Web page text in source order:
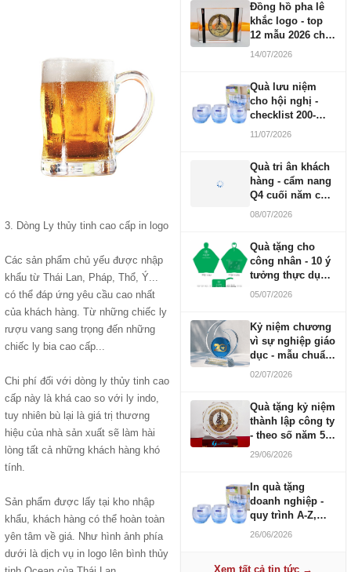
3. Dòng Ly thủy tinh cao cấp in logo
Các sản phẩm chủ yếu được nhập
khẩu từ Thái Lan, Pháp, Thổ, Ý...
có thể đáp ứng yêu cầu cao nhất
của khách hàng. Từ những chiếc ly
rượu vang sang trọng đến những
chiếc ly bia cao cấp...
Chi phí đối với dòng ly thủy tinh cao
cấp này là khá cao so với ly indo,
tuy nhiên bù lại là giá trị thương
hiệu của nhà sản xuất sẽ làm hài
lòng tất cả những khách hàng khó
tính.
Sản phẩm được lấy tại kho nhập
khẩu, khách hàng có thể hoàn toàn
yên tâm về giá. Như hình ảnh phía
dưới là dịch vụ in logo lên bình thủy
Đồng hồ pha lê
khắc logo - top
12 mẫu 2026 cho
doanh nghiệp
14/07/2026
Quà lưu niệm
cho hội nghị -
checklist 200-
1000 người
11/07/2026
Quà tri ân khách
hàng - cẩm nang
Q4 cuối năm cho
doanh nghiệp
08/07/2026
Quà tặng cho
công nhân - 10 ý
tưởng thực dụng
ngân sách 100-
05/07/2026
Kỷ niệm chương
vì sự nghiệp giáo
dục - mẫu chuẩn
2026
02/07/2026
Quà tặng kỷ niệm
thành lập công ty
- theo số năm 5,
10, 20, 30, 50
29/06/2026
In quà tặng
doanh nghiệp -
quy trình A-Z,
báo giá và thời
26/06/2026
Xem tất cả tin tức →